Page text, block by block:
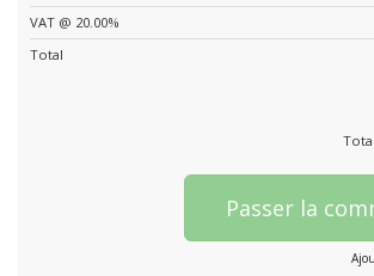
VAT @ 20.00%
Total
Passer la